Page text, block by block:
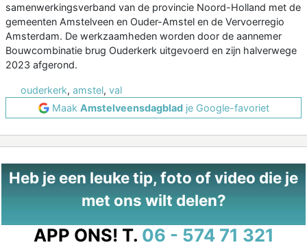
samenwerkingsverband van de provincie Noord-Holland met de
gemeenten Amstelveen en Ouder-Amstel en de Vervoerregio
Amsterdam. De werkzaamheden worden door de aannemer
Bouwcombinatie brug Ouderkerk uitgevoerd en zijn halverwege
2023 afgerond.
ouderkerk, amstel, val
Maak Amstelveensdagbladje Google-favoriet
Heb je een leuke tip, foto of video die je
met ons wilt delen?
APP ONS! T. 06 - 574 71 321